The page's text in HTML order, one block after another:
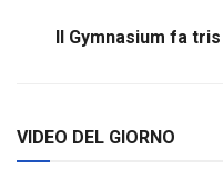
Il Gymnasium fa
VIDEO DEL GIORNO